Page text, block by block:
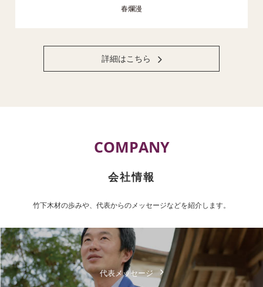
春爛漫
詳細はこちら
COMPANY
会社情報
竹下木材の歩みや、代表からのメッセージなどを紹介します。
代表メッセージ